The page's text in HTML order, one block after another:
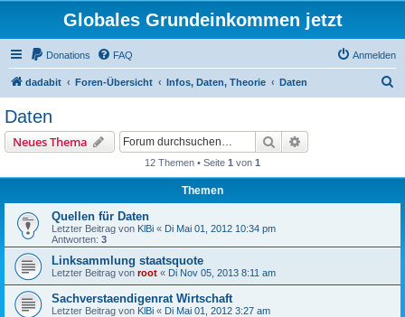
Globales Grundeinkommen jetzt
Donations FAQ Anmelden
dadabit Foren-Übersicht Infos, Daten, Theorie Daten
Daten
Neues Thema Suche
12 Themen • Seite 1 von 1
Themen
Quellen für Daten
Letzter Beitrag von KlBi « Di Mai 01, 2012 10:34 pm
Antworten: 3
Linksammlung staatsquote
Letzter Beitrag von root « Di Nov 05, 2013 8:11 am
Sachverstaendigenrat Wirtschaft
Letzter Beitrag von KlBi « Di Mai 01, 2012 3:27 am